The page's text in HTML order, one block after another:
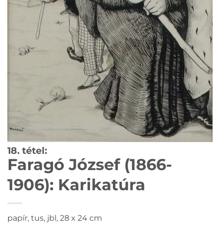
18. tétel:
Faragó József (1866-
1906): Karikatúra
papír, tus, jbl, 28 x 24 cm